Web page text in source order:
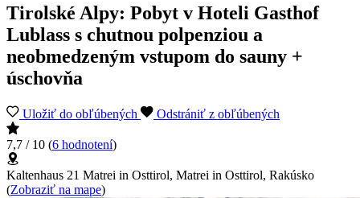
Tirolské Alpy: Pobyt v Hoteli Gasthof
Lublass s chutnou polpenziou a
neobmedzeným vstupom do sauny +
úschovňa
Uložiť do obľúbených Odstrániť z obľúbených
7,7 / 10 (6 hodnotení)
Kaltenhaus 21 Matrei in Osttirol, Matrei in Osttirol, Rakúsko
(Zobraziť na mape)